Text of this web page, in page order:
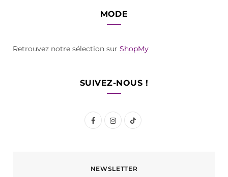
MODE
Retrouvez notre sélection sur ShopMy
SUIVEZ-NOUS !
F
e
I
t
T
T
NEWSLETTER